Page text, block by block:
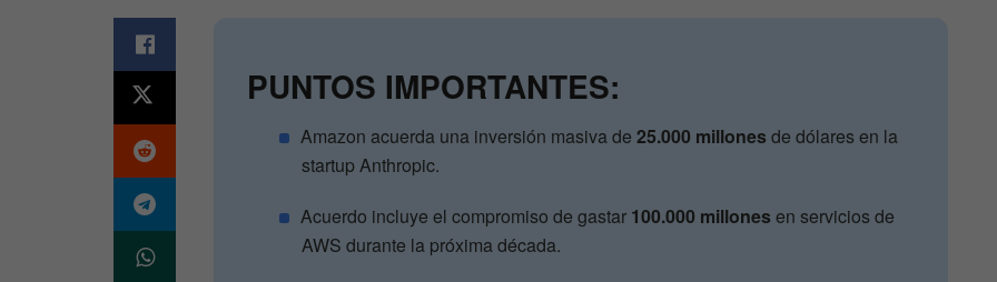
PUNTOS IMPORTANTES:
Amazon acuerda una inversión masiva de25.000 millones de dólares en la
startup Anthropic.
Acuerdo incluye el compromiso de gastar 100.000 millones en servicios de
AWS durante la próxima década.